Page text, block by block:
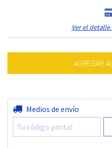
Ver el
Entregas para el CP:
Medios de envío